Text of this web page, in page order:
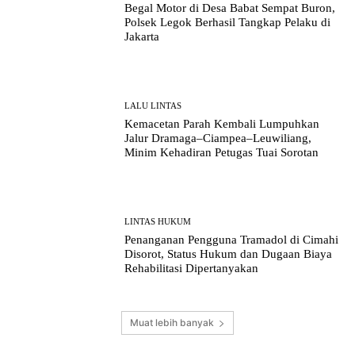
Begal Motor di Desa Babat Sempat Buron,
Polsek Legok Berhasil Tangkap Pelaku di
Jakarta
LALU LINTAS
Kemacetan Parah Kembali Lumpuhkan
Jalur Dramaga–Ciampea–Leuwiliang,
Minim Kehadiran Petugas Tuai Sorotan
LINTAS HUKUM
Penanganan Pengguna Tramadol di Cimahi
Disorot, Status Hukum dan Dugaan Biaya
Rehabilitasi Dipertanyakan
Muat lebih banyak